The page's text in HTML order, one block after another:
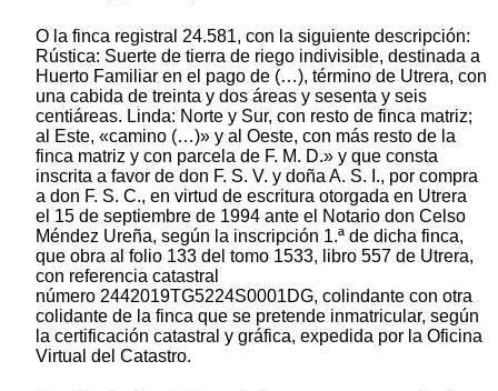
O la finca registral 24.581, con la siguiente descripción:
Rústica: Suerte de tierra de riego indivisible, destinada a
Huerto Familiar en el pago de (…), término de Utrera, con
una cabida de treinta y dos áreas y sesenta y seis
centiáreas. Linda: Norte y Sur, con resto de finca matriz;
al Este, «camino (…)» y al Oeste, con más resto de la
finca matriz y con parcela de F. M. D.» y que consta
inscrita a favor de don F. S. V. y doña A. S. I., por compra
a don F. S. C., en virtud de escritura otorgada en Utrera
el 15 de septiembre de 1994 ante el Notario don Celso
Méndez Ureña, según la inscripción 1.ª de dicha finca,
que obra al folio 133 del tomo 1533, libro 557 de Utrera,
con referencia catastral
número 2442019TG5224S0001DG, colindante con otra
colidante de la finca que se pretende inmatricular, según
la certificación catastral y gráfica, expedida por la Oficina
Virtual del Catastro.